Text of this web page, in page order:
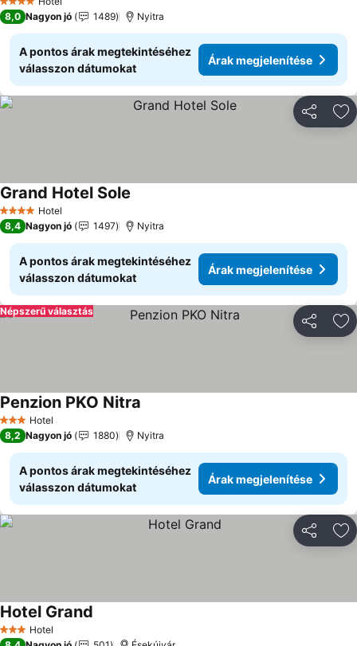
4 Kategória
8,0 Nagyon jó 1489 Nyitra
A pontos árak megtekintéséhez
válasszon dátumokat
Árak megjelenítése
4 KategóriaHotel
Grand Hotel Sole
8,4 Nagyon jó 1497 Nyitra
A pontos árak megtekintéséhez
válasszon dátumokat
Árak megjelenítése
Népszerű választás
3 Kategória
Hotel
Penzion PKO Nitra
8,2 Nagyon jó 1880 Nyitra
A pontos árak megtekintéséhez
válasszon dátumokat
Árak megjelenítése
3 Kategória
Hotel
Hotel Grand